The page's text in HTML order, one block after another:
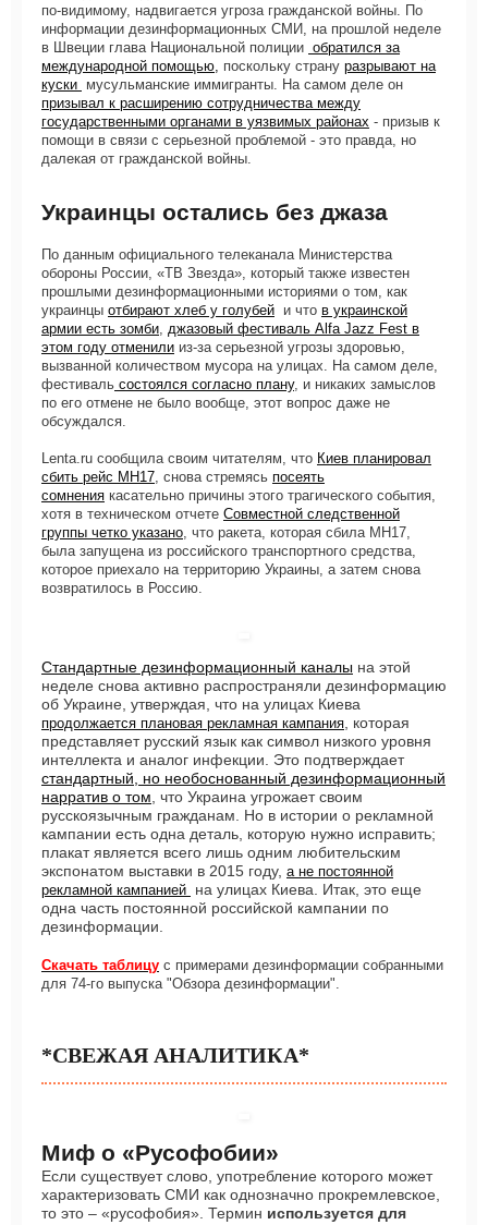
по-видимому, надвигается угроза гражданской войны. По
информации дезинформационных СМИ, на прошлой неделе
в Швеции глава Национальной полиции обратился за
международной помощью, поскольку страну разрывают на
куски мусульманские иммигранты. На самом деле он
призывал к расширению сотрудничества между
государственными органами в уязвимых районах - призыв к
помощи в связи с серьезной проблемой - это правда, но
далекая от гражданской войны.
Украинцы остались без джаза
По данным официального телеканала Министерства
обороны России, «ТВ Звезда», который также известен
прошлыми дезинформационными историями о том, как
украинцы отбирают хлеб у голубей и что в украинской
армии есть зомби джазовый фестиваль Alfa Jazz Fest в
этом году отменили из-за серьезной угрозы здоровью,
вызванной количеством мусора на улицах. На самом деле,
фестиваль состоялся согласно плану, и никаких замыслов
по его отмене не было вообще, этот вопрос даже не
обсуждался.
Lenta.ru сообщила своим читателям, что Киев планировал
сбить рейс MH17 , снова стремясь посеять
сомнения касательно причины этого трагического события,
хотя в техническом отчете Совместной следственной
группы четко указано , что ракета, которая сбила MH17,
была запущена из российского транспортного средства,
которое приехало на территорию Украины, а затем снова
возвратилось в Россию.
Стандартные дезинформационный каналы на этой
неделе снова активно распространяли дезинформацию
об Украине, утверждая, что на улицах Киева
продолжается плановая рекламная кампания , которая
представляет русский язык как символ низкого уровня
интеллекта и аналог инфекции. Это подтверждает
стандартный, но необоснованный дезинформационный
нарратив о том , что Украина угрожает своим
русскоязычным гражданам. Но в истории о рекламной
кампании есть одна деталь, которую нужно исправить;
плакат является всего лишь одним любительским
экспонатом выставки в 2015 году, а не постоянной
рекламной кампанией на улицах Киева. Итак, это еще
одна часть постоянной российской кампании по
дезинформации.
Скачать таблицу с примерами дезинформации собранными
для 74-го выпуска "Обзора дезинформации".
*СВЕЖАЯ АНАЛИТИКА*
Миф о «Русофобии»
Если существует слово, употребление которого может
характеризовать СМИ как однозначно прокремлевское,
то это – «русофобия». Термин используется для